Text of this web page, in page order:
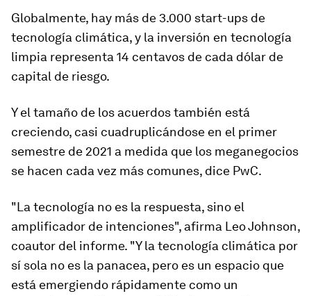
Globalmente, hay más de 3.000 start-ups de
tecnología climática, y la inversión en tecnología
limpia representa 14 centavos de cada dólar de
capital de riesgo.
Y el tamaño de los acuerdos también está
creciendo, casi cuadruplicándose en el primer
semestre de 2021 a medida que los meganegocios
se hacen cada vez más comunes, dice PwC.
"La tecnología no es la respuesta, sino el
amplificador de intenciones", afirma Leo Johnson,
coautor del informe. "Y la tecnología climática por
sí sola no es la panacea, pero es un espacio que
está emergiendo rápidamente como un